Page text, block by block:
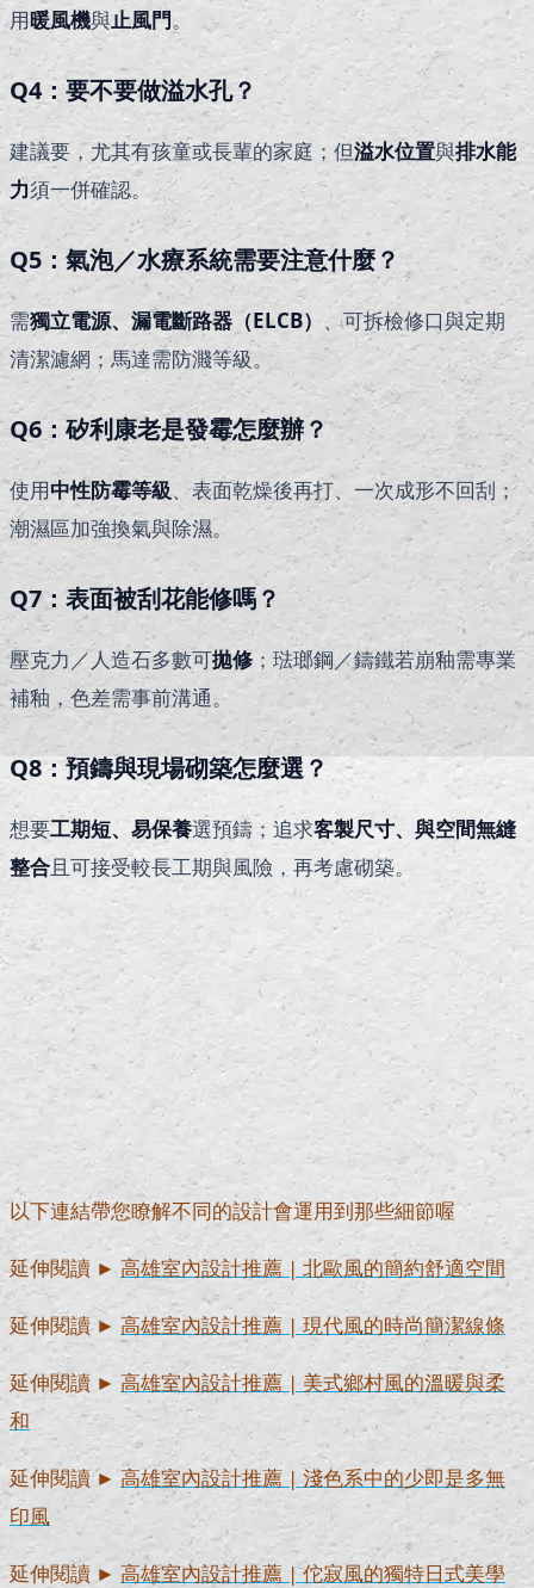
用暖風機與止風門。
Q4 ：要不要做溢水孔？
建議要，尤其有孩童或長輩的家庭；但溢水位置與排水能
力須一併確認。
Q5：氣泡／水療系統需要注意什麼？
需獨立電源、漏電斷路器（ELCB） 、可拆檢修口與定期
清潔濾網；馬達需防濺等級。
Q6：矽利康老是發霉怎麼辦？
使用中性防霉等級、表面乾燥後再打、一次成形不回刮；
潮濕區加強換氣與除濕。
Q7：表面被刮花能修嗎？
壓克力／人造石多數可拋修 ；琺瑯鋼／鑄鐵若崩釉需專業
補釉，色差需事前溝通。
Q8：預鑄與現場砌築怎麼選？
想要工期短、易保養選預鑄；追求客製尺寸、與空間無縫
整合且可接受較長工期與風險，再考慮砌築。
以下連結帶您瞭解不同的設計會運用到那些細節喔
延伸閱讀 ►高雄室內設計推薦 | 北歐風的簡約舒適空間
延伸閱讀 ► 高雄室內設計推薦 | 現代風的時尚簡潔線條
延伸閱讀 ► 高雄室內設計推薦 | 美式鄉村風的溫暖與柔
和
延伸閱讀 ►高雄室內設計推薦 | 淺色系中的少即是多無
印風
延伸閱讀 ► 高雄室內設計推薦 | 佗寂風的獨特日式美學